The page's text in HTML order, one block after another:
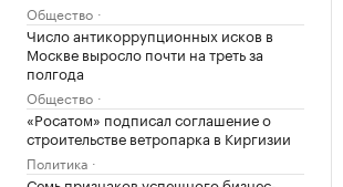
Общество
Число антикоррупционных исков в
Москве выросло почти на треть за
полгода
Общество
«Росатом» подписал соглашение о
строительстве ветропарка в Киргизии
Политика